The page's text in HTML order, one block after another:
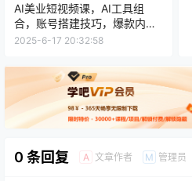
AI美业短视频课，AI工具组
合，账号搭建技巧，爆款内容
创作，同城流量获取
2025-6-17 20:32:58
0 条回复 A 文章作者 M 管理员